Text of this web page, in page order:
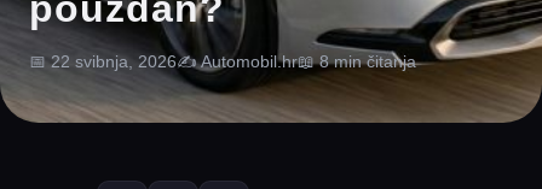
📅 22 svibnja, 2026✍️ Automobil.hr📖 8 min čitanja